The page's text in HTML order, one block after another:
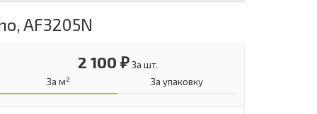
AF3205N
2 100 ₽ За шт.
За м2 За упаковку